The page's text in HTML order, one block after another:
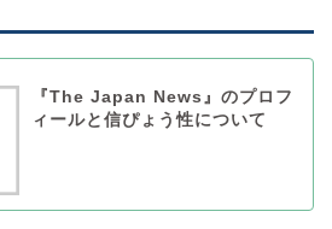
『The Japan News』のプロフ
ィールと信ぴょう性について